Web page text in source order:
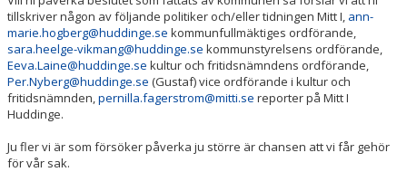
tillskriver någon av följande politiker och/eller tidningen Mitt I, ann-
marie.hogberg@huddinge.se kommunfullmäktiges ordförande,
sara.heelge-vikmang@huddinge.se kommunstyrelsens ordförande,
Eeva.Laine@huddinge.se kultur och fritidsnämndens ordförande,
Per.Nyberg@huddinge.se (Gustaf) vice ordförande i kultur och
fritidsnämnden, pernilla.fagerstrom@mitti.se reporter på Mitt I
Huddinge.
Ju fler vi är som försöker påverka ju större är chansen att vi får gehör
för vår sak.